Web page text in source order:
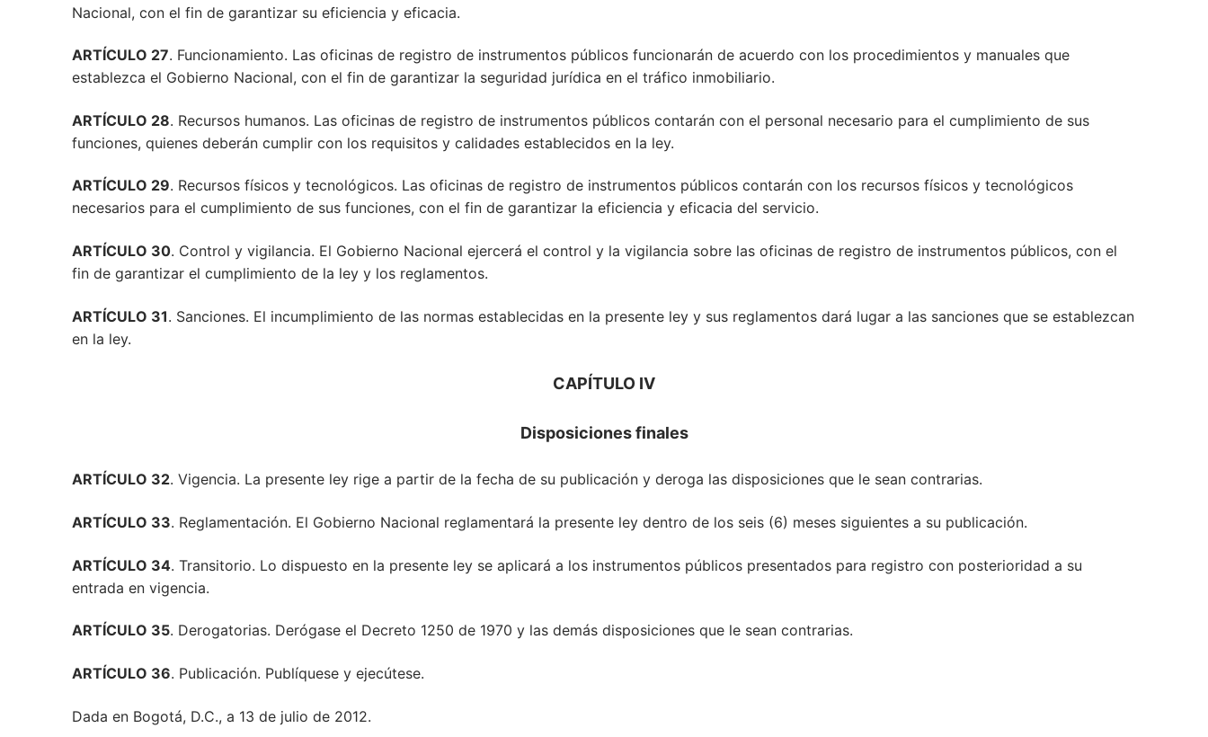
Nacional, con el fin de garantizar su eficiencia y eficacia.
ARTÍCULO 27. Funcionamiento. Las oficinas de registro de instrumentos públicos funcionarán de acuerdo con los procedimientos y manuales que
establezca el Gobierno Nacional, con el fin de garantizar la seguridad jurídica en el tráfico inmobiliario.
ARTÍCULO 28. Recursos humanos. Las oficinas de registro de instrumentos públicos contarán con el personal necesario para el cumplimiento de sus
funciones, quienes deberán cumplir con los requisitos y calidades establecidos en la ley.
ARTÍCULO 29. Recursos físicos y tecnológicos. Las oficinas de registro de instrumentos públicos contarán con los recursos físicos y tecnológicos
necesarios para el cumplimiento de sus funciones, con el fin de garantizar la eficiencia y eficacia del servicio.
ARTÍCULO 30. Control y vigilancia. El Gobierno Nacional ejercerá el control y la vigilancia sobre las oficinas de registro de instrumentos públicos, con el
fin de garantizar el cumplimiento de la ley y los reglamentos.
ARTÍCULO 31. Sanciones. El incumplimiento de las normas establecidas en la presente ley y sus reglamentos dará lugar a las sanciones que se establezcan
en la ley.
CAPÍTULO IV
Disposiciones finales
ARTÍCULO 32. Vigencia. La presente ley rige a partir de la fecha de su publicación y deroga las disposiciones que le sean contrarias.
ARTÍCULO 33. Reglamentación. El Gobierno Nacional reglamentará la presente ley dentro de los seis (6) meses siguientes a su publicación.
ARTÍCULO 34. Transitorio. Lo dispuesto en la presente ley se aplicará a los instrumentos públicos presentados para registro con posterioridad a su
entrada en vigencia.
ARTÍCULO 35. Derogatorias. Derógase el Decreto 1250 de 1970 y las demás disposiciones que le sean contrarias.
ARTÍCULO 36. Publicación. Publíquese y ejecútese.
Dada en Bogotá, D.C., a 13 de julio de 2012.